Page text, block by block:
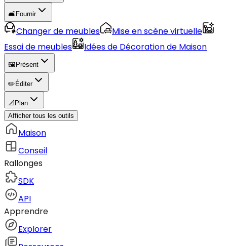
🛋️Fournir
Changer de meubles
Mise en scène virtuelle
Essai de meubles
Idées de Décoration de Maison
🖼️ Présent
✏️ Éditer
📐 Plan
Afficher tous les outils
Maison
Conseil
Rallonges
SDK
API
Apprendre
Explorer